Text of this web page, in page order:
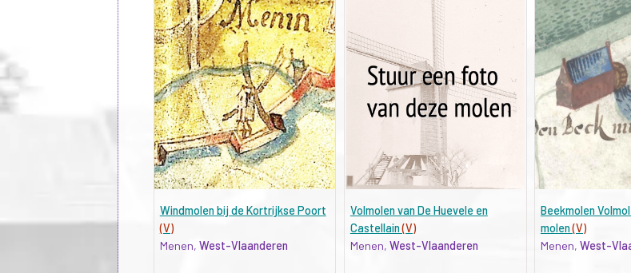
Windmolen bij de Kortrijkse Poort
(V)
Menen, West-Vlaanderen
Volmolen van De Huevele en
Castellain(V)
Menen, West-Vlaanderen
Beekmolen
molen(V)
Menen, West-